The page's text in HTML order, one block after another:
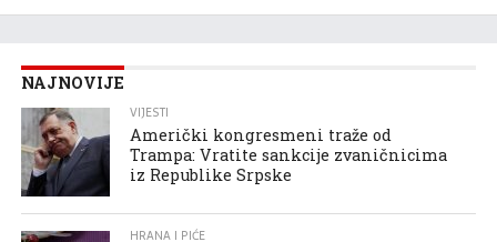
NAJNOVIJE
VIJESTI
Američki kongresmeni traže od
Trampa: Vratite sankcije zvaničnicima
iz Republike Srpske
HRANA I PIĆE